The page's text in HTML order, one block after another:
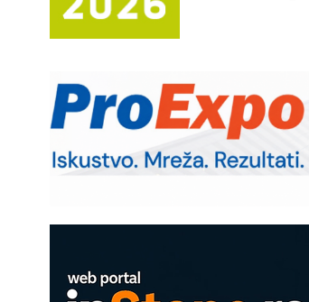
RMQ-TITAN ADVANCED INDICATOR
upravljanje mašinama
solarnim elektranama i vetroparkovima
Pranje točkova na gradilištu- standard
modernog i odgovornog građenja
Proizvodnja iC7 Hybrid 1500 VDC
mrežnog pretvarača sa tečnim
ROSA i SCHUNK podižu proizvodnju
na viši nivo